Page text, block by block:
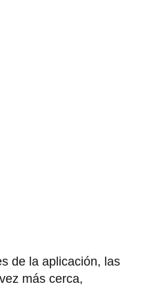
de la aplicación, las
más cerca,